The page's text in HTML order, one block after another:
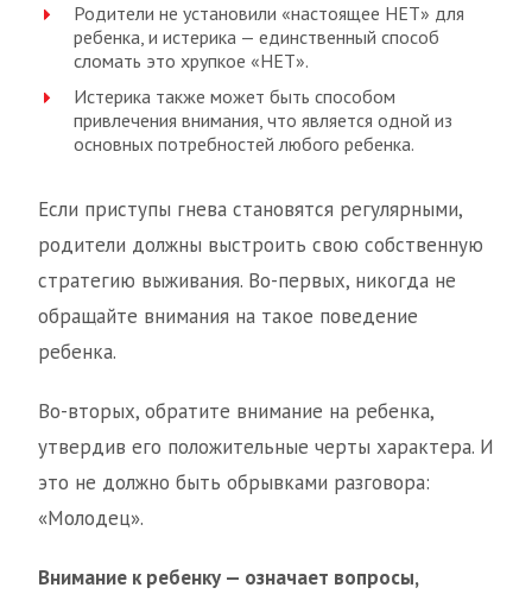
Родители не установили «настоящее НЕТ» для
ребенка, и истерика — единственный способ
сломать это хрупкое «НЕТ».
Истерика также может быть способом
привлечения внимания, что является одной из
основных потребностей любого ребенка.
Если приступы гнева становятся регулярными,
родители должны выстроить свою собственную
стратегию выживания. Во-первых, никогда не
обращайте внимания на такое поведение
ребенка.
Во-вторых, обратите внимание на ребенка,
утвердив его положительные черты характера. И
это не должно быть обрывками разговора:
«Молодец».
Внимание к ребенку — означает вопросы,